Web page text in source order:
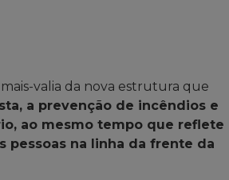
valia da nova estrutura que
a prevenção de incêndios e
ao mesmo tempo que reflete
pessoas na linha da frente da